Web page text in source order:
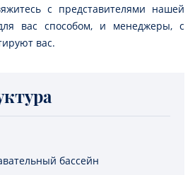
с представителями нашей
вас способом, и менеджеры, с
вас.
бассейн